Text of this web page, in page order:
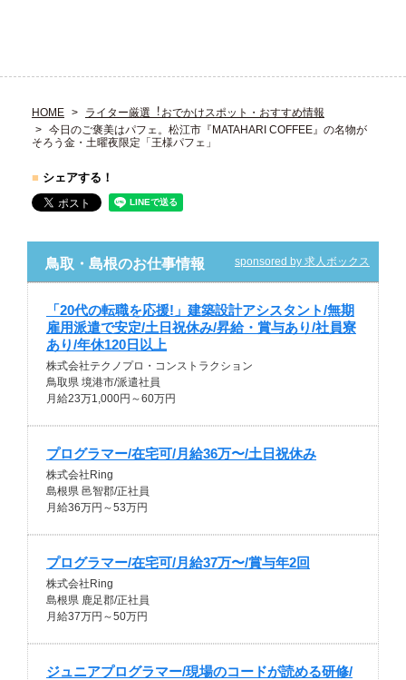
HOME
ライター厳選︕おでかけスポット・おすすめ情報
今日のご褒美はパフェ。松江市『MATAHARI COFFEE』の名物が
そろう金・土曜夜限定「王様パフェ」
■ シェアする！
鳥取・島根のお仕事情報 sponsored by 求人ボックス
「20代の転職を応援!」建築設計アシスタント/無期
雇用派遣で安定/土日祝休み/昇給・賞与あり/社員寮
あり/年休120日以上
株式会社テクノプロ・コンストラクション
鳥取県 境港市/派遣社員
月給23万1,000円～60万円
プログラマー/在宅可/月給36万〜/土日祝休み
株式会社Ring
島根県 邑智郡/正社員
月給36万円～53万円
プログラマー/在宅可/月給37万〜/賞与年2回
株式会社Ring
島根県 鹿足郡/正社員
月給37万円～50万円
ジュニアプログラマー/現場のコードが読める研修/